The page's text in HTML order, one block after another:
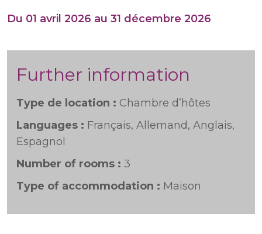
Du 01 avril 2026 au 31 décembre 2026
Further information
Type de location : Chambre d’hôtes
Languages : Français, Allemand, Anglais,
Espagnol
Number of rooms : 3
Type of accommodation : Maison